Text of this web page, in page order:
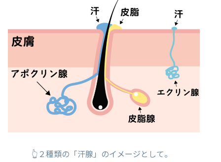
👆２種類の「汗腺」のイメージとして。